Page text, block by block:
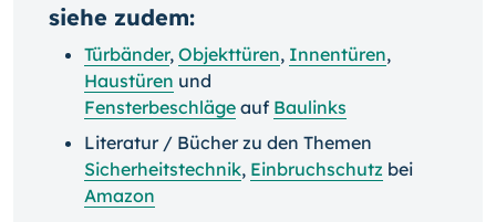
siehe zudem:
Türbänder, Objekttüren, Innentüren,
Haustüren und
Fensterbeschläge auf Baulinks
Literatur / Bücher zu den Themen
Sicherheitstechnik, Einbruchschutz bei
Amazon